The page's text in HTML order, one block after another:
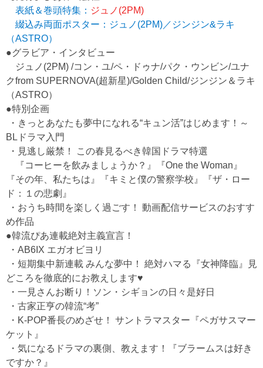
表紙＆巻頭特集： ジュノ(2PM)
綴込み両面ポスター：ジュノ(2PM)／ジンジン&ラキ
（ASTRO）
●グラビア・インタビュー
ジュノ(2PM) /コン・ユ/ペ・ドゥナ/パク・ウンビン/ユナ
クfrom SUPERNOVA(超新星)/Golden Child/ジンジン＆ラキ
（ASTRO）
●特別企画
・きっとあなたも夢中になれる“キュン活”はじめます！～
BLドラマ入門
・見逃し厳禁！ この春見るべき韓国ドラマ特選
『コーヒーを飲みましょうか？』『One the Woman』
『その年、私たちは』『キミと僕の警察学校』『ザ・ロー
ド：１の悲劇』
・おうち時間を楽しく過ごす！ 動画配信サービスのおすす
め作品
●韓流ぴあ連載絶対主義宣言！
・AB6IX エガオビヨリ
・短期集中新連載 みんな夢中！ 絶対ハマる『女神降臨』見
どころを徹底的にお教えします♥
・一見さんお断り！ソン・シギョンの日々是好日
・古家正亨の韓流“考”
・K-POP番長のめざせ！ サントラマスター『ペガサスマー
ケット』
・気になるドラマの裏側、教えます！『ブラームスは好き
ですか？』